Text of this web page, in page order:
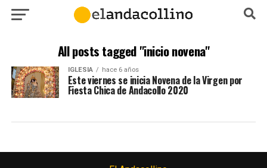
All posts tagged "inicio novena"
IGLESIA hace 6 años
Este viernes se inicia Novena de la Virgen por
Fiesta Chica de Andacollo 2020